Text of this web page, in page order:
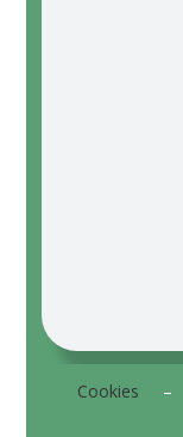
Cookies –